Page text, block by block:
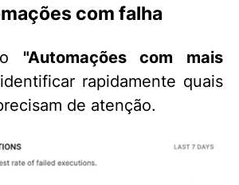
com falha
"Automações com mais
rapidamente quais
de atenção.